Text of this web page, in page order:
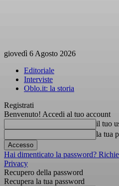
giovedì 6 Agosto 2026
Editoriale
Interviste
Oblo.it: la storia
Registrati
Benvenuto! Accedi al tuo account
il tuo
la tua
Hai dimenticato la password?
Privacy
Recupero della password
Recupera la tua password